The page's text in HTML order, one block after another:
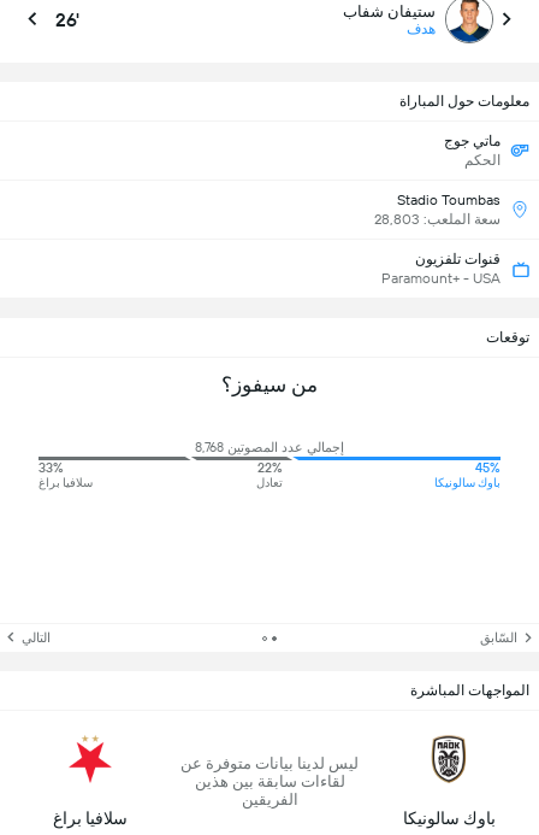
ستيفان شفاب
هدف 26'
معلومات حول المباراة
ماتي جوج
الحكم
Stadio Toumbas
سعة الملعب: 28,803
قنوات تلفزيون
Paramount+ - USA
توقعات
من سيفوز؟
إجمالي عدد المصوتين 8,768
45%
باوك سالونيكا
22%
تعادل
33%
سلافيا براغ
السّابق التالي
المواجهات المباشرة
باوك سالونيكا
ليس لدينا بيانات متوفرة عن
لقاءات سابقة بين هذين
الفريقين
سلافيا براغ